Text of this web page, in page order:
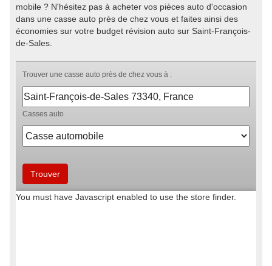
mobile ? N'hésitez pas à acheter vos pièces auto d'occasion
dans une casse auto près de chez vous et faites ainsi des
économies sur votre budget révision auto sur Saint-François-
de-Sales.